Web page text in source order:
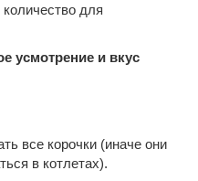
для
усмотрение и вкус
все корочки (иначе они
в котлетах).